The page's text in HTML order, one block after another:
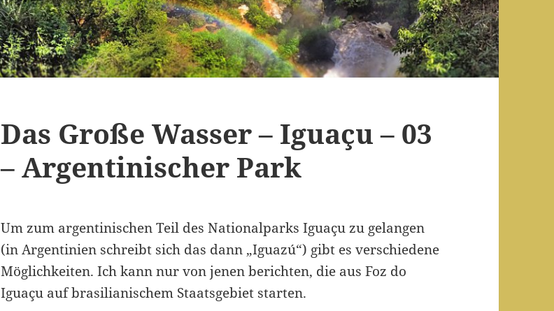
Das Große Wasser – Iguaçu – 03
– Argentinischer Park
Um zum argentinischen Teil des Nationalparks Iguaçu zu gelangen
(in Argentinien schreibt sich das dann „Iguazú“) gibt es verschiedene
Möglichkeiten. Ich kann nur von jenen berichten, die aus Foz do
Iguaçu auf brasilianischem Staatsgebiet starten.